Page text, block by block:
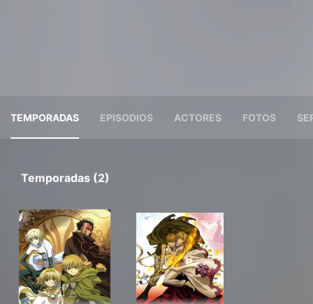
TEMPORADAS EPISODIOS ACTORES FOTOS
Temporadas (2)